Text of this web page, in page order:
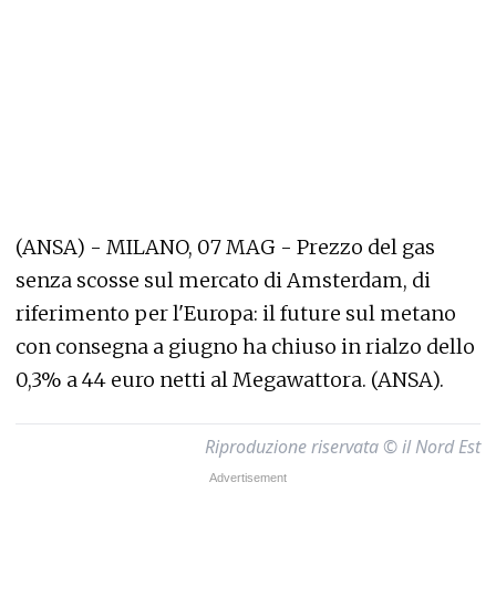
(ANSA) - MILANO, 07 MAG - Prezzo del gas
senza scosse sul mercato di Amsterdam, di
riferimento per l'Europa: il future sul metano
con consegna a giugno ha chiuso in rialzo dello
0,3% a 44 euro netti al Megawattora. (ANSA).
Riproduzione riservata © il Nord Est